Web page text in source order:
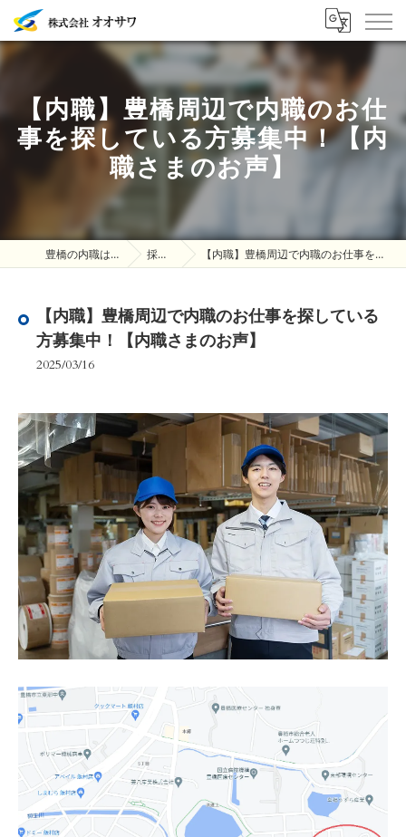
【内職】豊橋周辺で内職のお仕
事を探している方募集中！【内
職さまのお声】
豊橋の内職は株式会社オオサワ 採用ブログ 【内職】豊橋周辺で内職のお仕事を探している方募集中！【内職さまのお声】
【内職】豊橋周辺で内職のお仕事を探している
方募集中！【内職さまのお声】
2025/03/16